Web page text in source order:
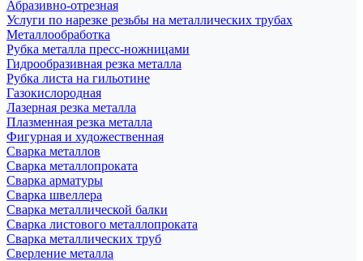
Абразивно-отрезная
Услуги по нарезке резьбы на металлических трубах
Металлообработка
Рубка металла пресс-ножницами
Гидрообразивная резка металла
Рубка листа на гильотине
Газокислородная
Лазерная резка металла
Плазменная резка металла
Фигурная и художественная
Сварка металлов
Сварка металлопроката
Сварка арматуры
Сварка швеллера
Сварка металлической балки
Сварка листового металлопроката
Сварка металлических труб
Сверление металла